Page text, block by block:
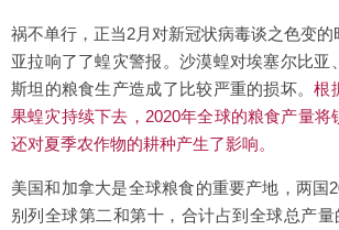
祸不单行，正当2月对新冠状病毒谈之色变
亚拉响了了蝗灾警报。沙漠蝗对埃塞尔比亚
斯坦的粮食生产造成了比较严重的损坏。根
果蝗灾持续下去，2020年全球的粮食产量将
还对夏季农作物的耕种产生了影响。
美国和加拿大是全球粮食的重要产地，两国
别列全球第二和第十，合计占到全球总产量